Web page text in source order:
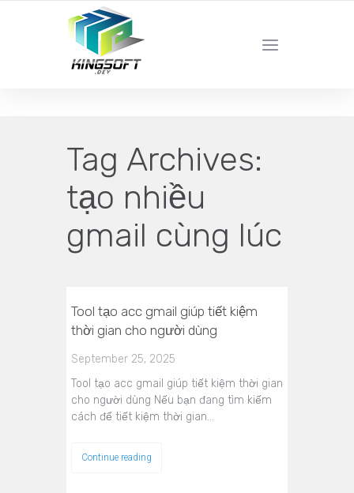
YOUR LOCAL DIGITAL MARKETING AGENCY
Tag Archives:
tạo nhiều
gmail cùng lúc
Tool tạo acc gmail giúp tiết kiệm
thời gian cho người dùng
September 25, 2025
Tool tạo acc gmail giúp tiết kiệm thời gian
cho người dùng Nếu bạn đang tìm kiếm
cách để tiết kiệm thời gian…
Continue reading